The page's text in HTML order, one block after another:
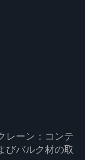
レーン：コンテ
びバルク材の取